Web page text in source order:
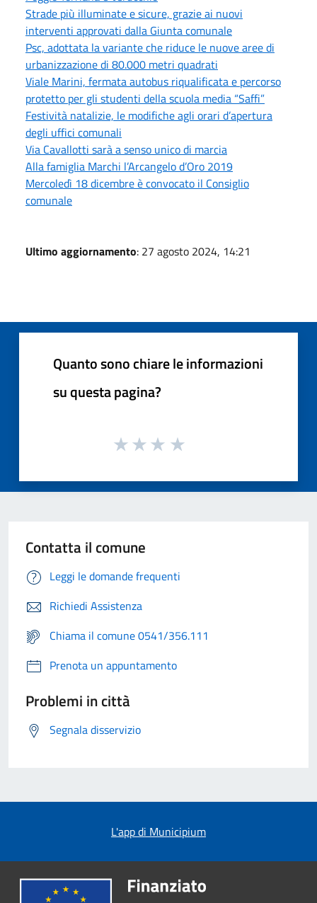
Strade più illuminate e sicure, grazie ai nuovi
interventi approvati dalla Giunta comunale
Psc, adottata la variante che riduce le nuove aree di
urbanizzazione di 80.000 metri quadrati
Viale Marini, fermata autobus riqualificata e percorso
protetto per gli studenti della scuola media “Saffi”
Festività natalizie, le modifiche agli orari d’apertura
degli uffici comunali
Via Cavallotti sarà a senso unico di marcia
Alla famiglia Marchi l’Arcangelo d’Oro 2019
Mercoledì 18 dicembre è convocato il Consiglio
comunale
Ultimo aggiornamento: 27 agosto 2024, 14:21
Quanto sono chiare le informazioni
su questa pagina?
Contatta il comune
Leggi le domande frequenti
Richiedi Assistenza
Chiama il comune 0541/356.111
Prenota un appuntamento
Problemi in città
Segnala disservizio
L'app di Municipium